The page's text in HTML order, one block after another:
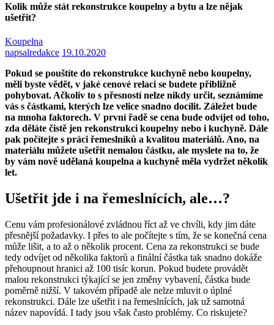
Kolik může stát rekonstrukce koupelny a bytu a lze nějak
ušetřit?
Koupelna
napsalredakce 19.10.2020
Pokud se pouštíte do rekonstrukce kuchyně nebo koupelny,
měli byste vědět, v jaké cenové relaci se budete přibližně
pohybovat. Ačkoliv to s přesností nelze nikdy určit, seznámíme
vás s částkami, kterých lze velice snadno docílit. Záležet bude
na mnoha faktorech. V první řadě se cena bude odvíjet od toho,
zda děláte čistě jen rekonstrukci koupelny nebo i kuchyně. Dále
pak počítejte s práci řemeslníků a kvalitou materiálů. Ano, na
materiálu můžete ušetřit nemalou částku, ale myslete na to, že
by vám nově udělaná koupelna a kuchyně měla vydržet několik
let.
Ušetřit jde i na řemeslnících, ale…?
Cenu vám profesionálové zvládnou říct až ve chvíli, kdy jim dáte
přesnější požadavky. I přes to ale počítejte s tím, že se konečná cena
může lišit, a to až o několik procent. Cena za rekonstrukci se bude
tedy odvíjet od několika faktorů a finální částka tak snadno dokáže
přehoupnout hranici až 100 tisíc korun. Pokud budete provádět
malou rekonstrukci týkající se jen změny vybavení, částka bude
poměrně nižší. V takovém případě ale nelze mluvit o úplné
rekonstrukci. Dále lze ušetřit i na řemeslnících, jak už samotná
název napovídá. I tady jsou však často problémy. Co riskujete?